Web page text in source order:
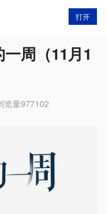
打开
周（11月1
览量977102